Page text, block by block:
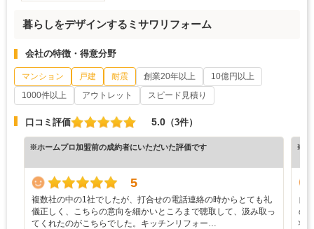
暮らしをデザインするミサワリフォーム
会社の特徴・得意分野
マンション 戸建 耐震 創業20年以上
10億円以上
1000件以上
アウトレット スピード見積り
口コミ評価 5.0 （3件）
※ホームプロ加盟前の成約者にいただいた評価です
5
複数社の中の1社でしたが、打合せの電話連絡の時からとても礼
儀正しく、こちらの意向を細かいところまで聴取して、汲み取っ
てくれたのがこちらでした。キッチンリフォー…
※ホ
自
の
状